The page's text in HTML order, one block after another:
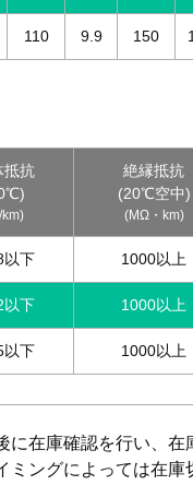
110 9.9 150
抵抗
絶縁抵抗
(20℃空中)
(MΩ・km)
以下 1000以上
以下 1000以上
以下 1000以上
在庫確認を行い、在
ミングによっては在庫